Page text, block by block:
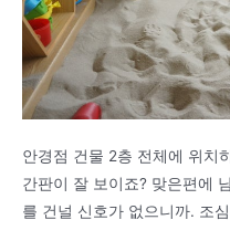
안경점 건물 2층 전체에 위치
간판이 잘 보이죠? 맞은편에
를 건널 신호가 없으니까. 조